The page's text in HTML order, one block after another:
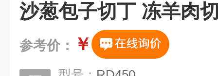
沙葱包子切丁 冻羊肉
参考价： ￥